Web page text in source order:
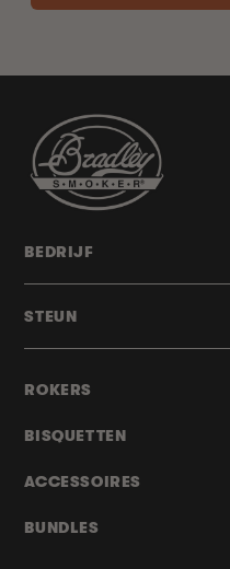
ROKERS
BISQUETTEN
ACCESSOIRES
BUNDLES
BEDRIJF
STEUN